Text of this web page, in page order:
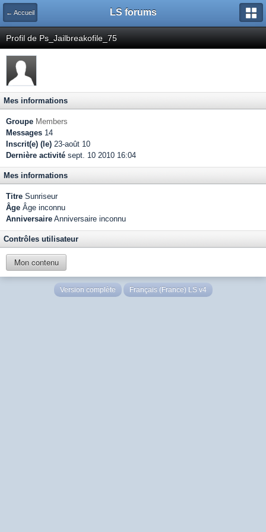
← Accueil LS forums
Profil de Ps_Jailbreakofile_75
Mes informations
Groupe Members
Messages 14
Inscrit(e) (le) 23-août 10
Dernière activité sept. 10 2010 16:04
Mes informations
Titre Sunriseur
Âge Âge inconnu
Anniversaire Anniversaire inconnu
Contrôles utilisateur
Mon contenu
Version complète Français (France) LS v4